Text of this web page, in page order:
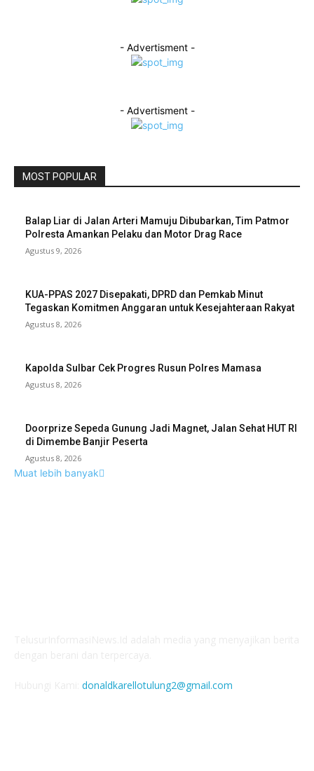
- Advertisment -
- Advertisment -
MOST POPULAR
Balap Liar di Jalan Arteri Mamuju Dibubarkan, Tim Patmor
Polresta Amankan Pelaku dan Motor Drag Race
Agustus 9, 2026
KUA-PPAS 2027 Disepakati, DPRD dan Pemkab Minut
Tegaskan Komitmen Anggaran untuk Kesejahteraan Rakyat
Agustus 8, 2026
Kapolda Sulbar Cek Progres Rusun Polres Mamasa
Agustus 8, 2026
Doorprize Sepeda Gunung Jadi Magnet, Jalan Sehat HUT RI
di Dimembe Banjir Peserta
Agustus 8, 2026
Muat lebih banyak
donaldkarellotulung2@gmail.com